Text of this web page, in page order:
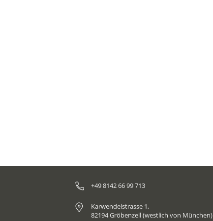
+49 8142 66 99 713
Karwendelstrasse 1,
82194 Gröbenzell (westlich von München)